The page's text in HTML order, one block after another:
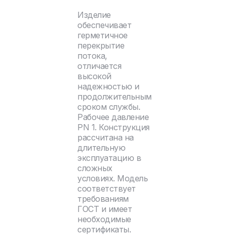
Изделие
обеспечивает
герметичное
перекрытие
потока,
отличается
высокой
надежностью и
продолжительным
сроком службы.
Рабочее давление
PN 1. Конструкция
рассчитана на
длительную
эксплуатацию в
сложных
условиях. Модель
соответствует
требованиям
ГОСТ и имеет
необходимые
сертификаты.